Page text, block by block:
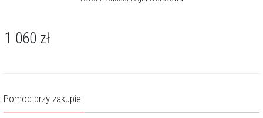
1 060 zł
Pomoc przy zakupie